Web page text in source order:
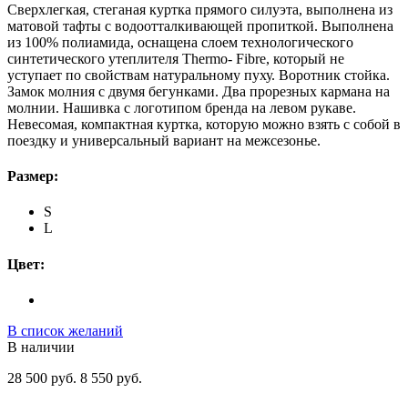
Сверхлегкая, стеганая куртка прямого силуэта, выполнена из
матовой тафты с водоотталкивающей пропиткой. Выполнена
из 100% полиамида, оснащена слоем технологического
синтетического утеплителя Thermo- Fibre, который не
уступает по свойствам натуральному пуху. Воротник стойка.
Замок молния с двумя бегунками. Два прорезных кармана на
молнии. Нашивка с логотипом бренда на левом рукаве.
Невесомая, компактная куртка, которую можно взять с собой в
поездку и универсальный вариант на межсезонье.
Размер:
S
L
Цвет:
В список желаний
В наличии
28 500 руб. 8 550 руб.